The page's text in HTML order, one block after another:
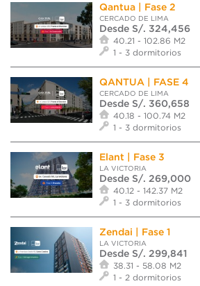
Qantua | Fase 2
CERCADO DE LIMA
Desde S/. 324,456
40.21 - 102.86 M2
1 - 3 dormitorios
QANTUA | FASE 4
CERCADO DE LIMA
Desde S/. 360,658
40.18 - 100.74 M2
1 - 3 dormitorios
Elant | Fase 3
LA VICTORIA
Desde S/. 269,000
40.12 - 142.37 M2
1 - 3 dormitorios
Zendai | Fase 1
LA VICTORIA
Desde S/. 299,841
38.31 - 58.08 M2
1 - 2 dormitorios